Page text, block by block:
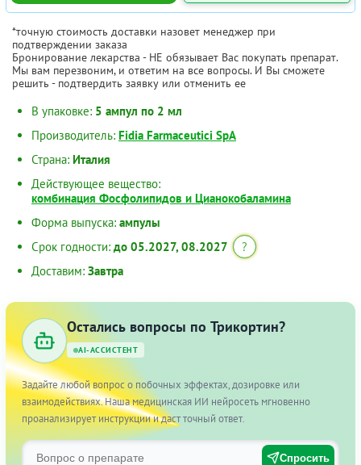
*точную стоимость доставки назовет менеджер при
подтверждении заказа
Бронирование лекарства - НЕ обязывает Вас покупать препарат.
Мы вам перезвоним, и ответим на все вопросы. И Вы сможете
решить - подтвердить заявку или отменить ее
В упаковке: 5 ампул по 2 мл
Производитель: Fidia Farmaceutici SpA
Страна: Италия
Действующее вещество:
комбинация Фосфолипидов и Цианокобаламина
Форма выпуска: ампулы
Срок годности: до 05.2027, 08.2027
?
Доставим: Завтра
Остались вопросы по Трикортин?
AI-АССИСТЕНТ
Задайте любой вопрос о побочных эффектах, дозировке или
взаимодействиях. Наша медицинская ИИ нейросеть мгновенно
проанализирует инструкции и даст точный ответ.
Спросить